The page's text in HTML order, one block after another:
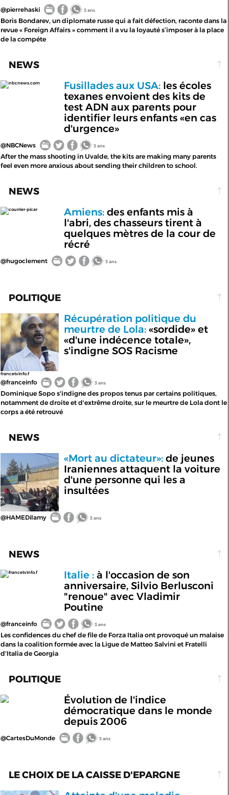
@pierrehaski 3 ans
Boris Bondarev, un diplomate russe qui a fait défection, raconte dans la
revue « Foreign Affairs » comment il a vu la loyauté s’imposer à la place
de la compéte
NEWS
nbcnews.com Fusillades aux USA:les écoles
texanes envoient des kits de
test ADN aux parents pour
identifier leurs enfants «en cas
d'urgence»
@NBCNews 3 ans
After the mass shooting in Uvalde, the kits are making many parents
feel even more anxious about sending their children to school.
NEWS
courrier-picar Amiens:des enfants mis à
l'abri, des chasseurs tirent à
quelques mètres de la cour de
récré
@hugoclement 3 ans
POLITIQUE
francetvinfo.f
Récupération politique du
meurtre de Lola:«sordide» et
«d'une indécence totale»,
s'indigne SOS Racisme
@franceinfo 3 ans
Dominique Sopo s'indigne des propos tenus par certains politiques,
notamment de droite et d'extrême droite, sur le meurtre de Lola dont le
corps a été retrouvé
NEWS
«Mort au dictateur»:de jeunes
Iraniennes attaquent la voiture
d'une personne qui les a
insultées
@HAMEDilamy 3 ans
NEWS
francetvinfo.f Italie :à l'occasion de son
anniversaire, Silvio Berlusconi
"renoue" avec Vladimir
Poutine
@franceinfo 3 ans
Les confidences du chef de file de Forza Italia ont provoqué un malaise
dans la coalition formée avec la Ligue de Matteo Salvini et Fratelli
d'Italia de Georgia
POLITIQUE
Évolution de l'indice
démocratique dans le monde
depuis 2006
@CartesDuMonde 3 ans
LE CHOIX DE LA CAISSE D'EPARGNE